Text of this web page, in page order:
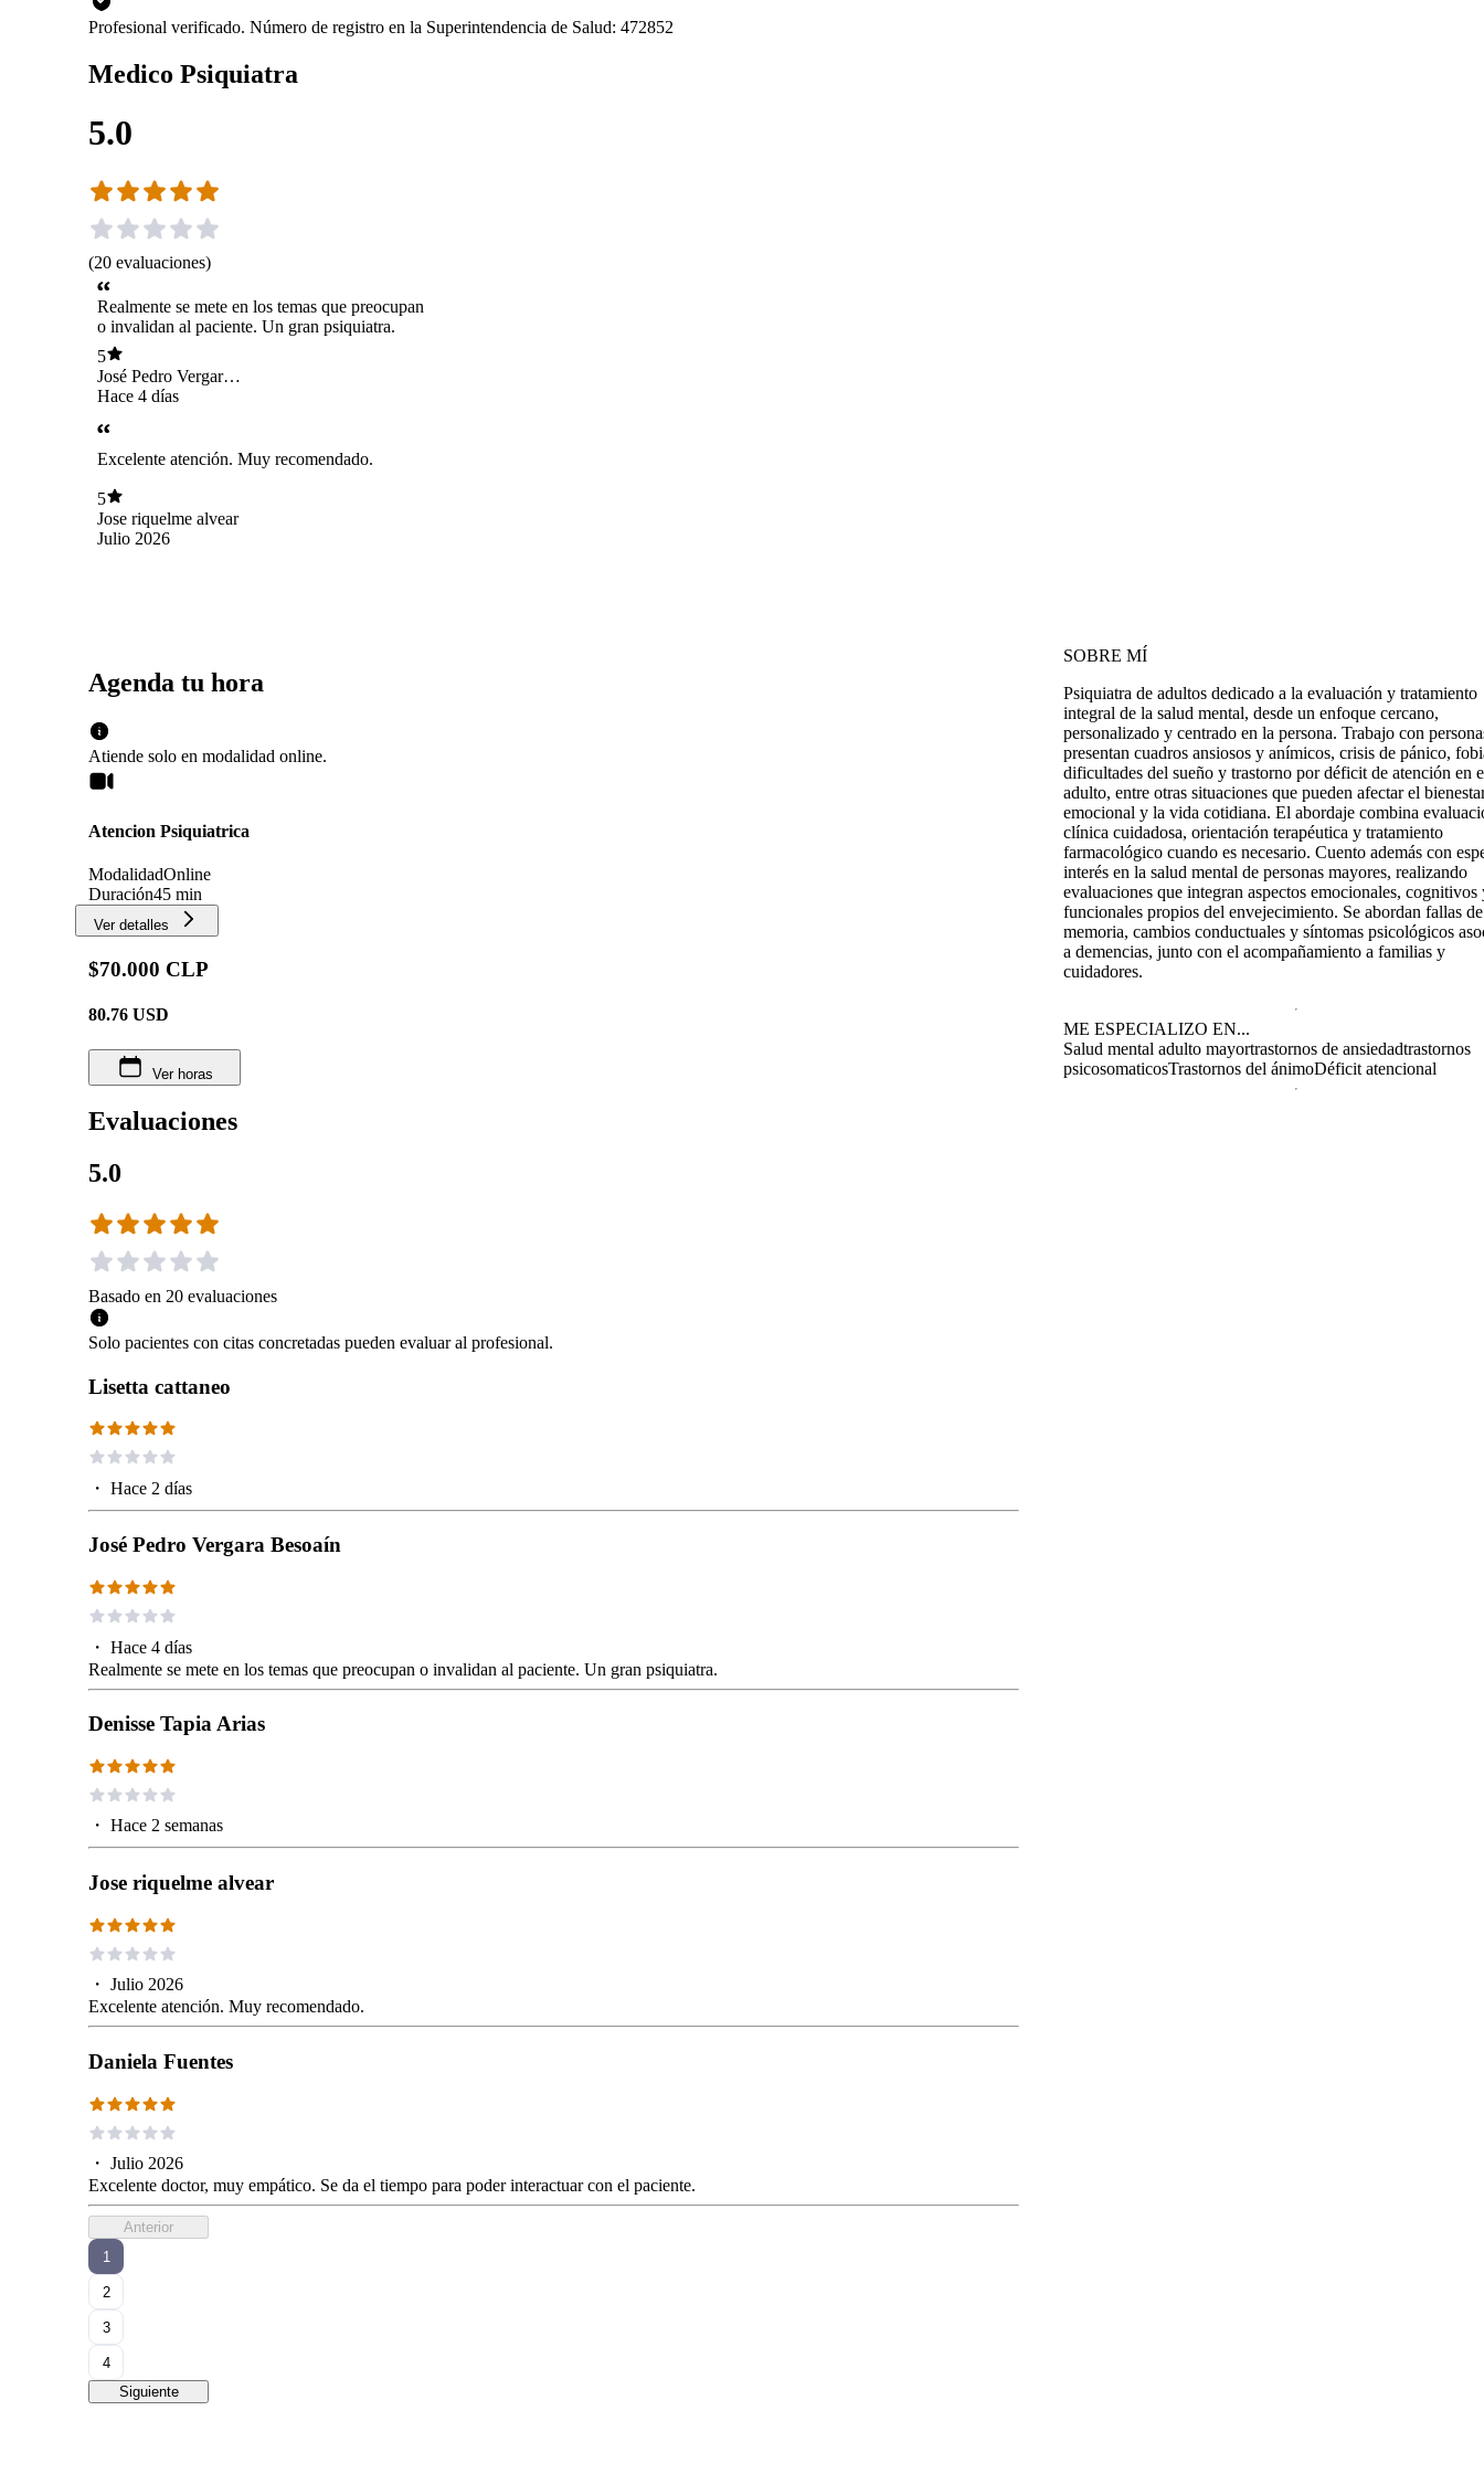
Profesional verificado. Número de registro en la Superintendencia de Salud: 472852
Medico Psiquiatra
5.0
(20 evaluaciones)
Realmente se mete en los temas que preocupan
o invalidan al paciente. Un gran psiquiatra.
5
José Pedro Vergara
Besoaín
Hace 4 días
Excelente atención. Muy recomendado.
5
Jose riquelme alvear
Julio 2026
Agenda tu hora
Atiende solo en modalidad online.
Atencion Psiquiatrica
ModalidadOnline
Duración45 min
Ver detalles
$70.000 CLP
80.76 USD
Ver horas
Evaluaciones
5.0
Basado en 20 evaluaciones
Solo pacientes con citas concretadas pueden evaluar al profesional.
Lisetta cattaneo
・ Hace 2 días
José Pedro Vergara Besoaín
・ Hace 4 días
Realmente se mete en los temas que preocupan o invalidan al paciente. Un gran psiquiatra.
Denisse Tapia Arias
・ Hace 2 semanas
Jose riquelme alvear
・ Julio 2026
Excelente atención. Muy recomendado.
Daniela Fuentes
・ Julio 2026
Excelente doctor, muy empático. Se da el tiempo para poder interactuar con el paciente.
Anterior
1
2
3
4
Siguiente
SOBRE MÍ
Psiquiatra de adultos dedicado a la evaluación y tratamiento
integral de la salud mental, desde un enfoque cercano,
personalizado y centrado en la persona. Trabajo con
presentan cuadros ansiosos y anímicos, crisis de pánico,
dificultades del sueño y trastorno por déficit de atención en
adulto, entre otras situaciones que pueden afectar el
emocional y la vida cotidiana. El abordaje combina
clínica cuidadosa, orientación terapéutica y tratamiento
farmacológico cuando es necesario. Cuento además con
interés en la salud mental de personas mayores, realizando
evaluaciones que integran aspectos emocionales, cognitivos
funcionales propios del envejecimiento. Se abordan fallas de
memoria, cambios conductuales y síntomas psicológicos
a demencias, junto con el acompañamiento a familias y
cuidadores.
ME ESPECIALIZO EN...
Salud mental adulto mayortrastornos de ansiedadtrastornos
psicosomaticosTrastornos del ánimoDéficit atencional